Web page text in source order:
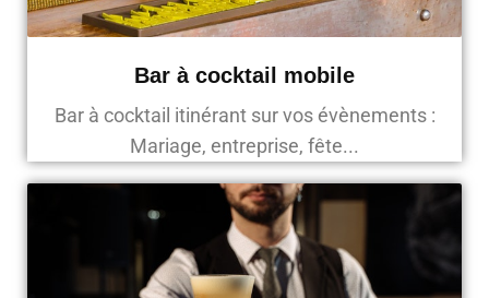
Bar à cocktail mobile
Bar à cocktail itinérant sur vos évènements :
Mariage, entreprise, fête...